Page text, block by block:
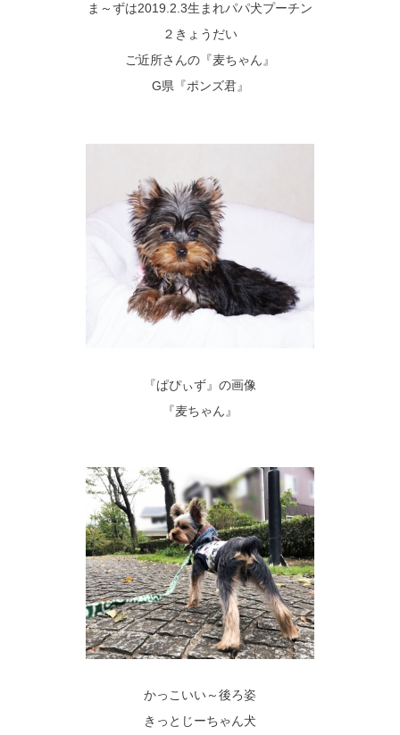
ま～ずは2019.2.3生まれパパ犬プーチン
２きょうだい
ご近所さんの『麦ちゃん』
G県『ポンズ君』
『ぱぴぃず』の画像
『麦ちゃん』
かっこいい～後ろ姿
きっとじーちゃん犬